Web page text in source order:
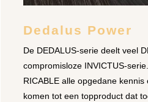
Dedalus Power
De DEDALUS-serie deelt veel
compromisloze INVICTUS-
RICABLE alle opgedane
komen tot een topproduct dat